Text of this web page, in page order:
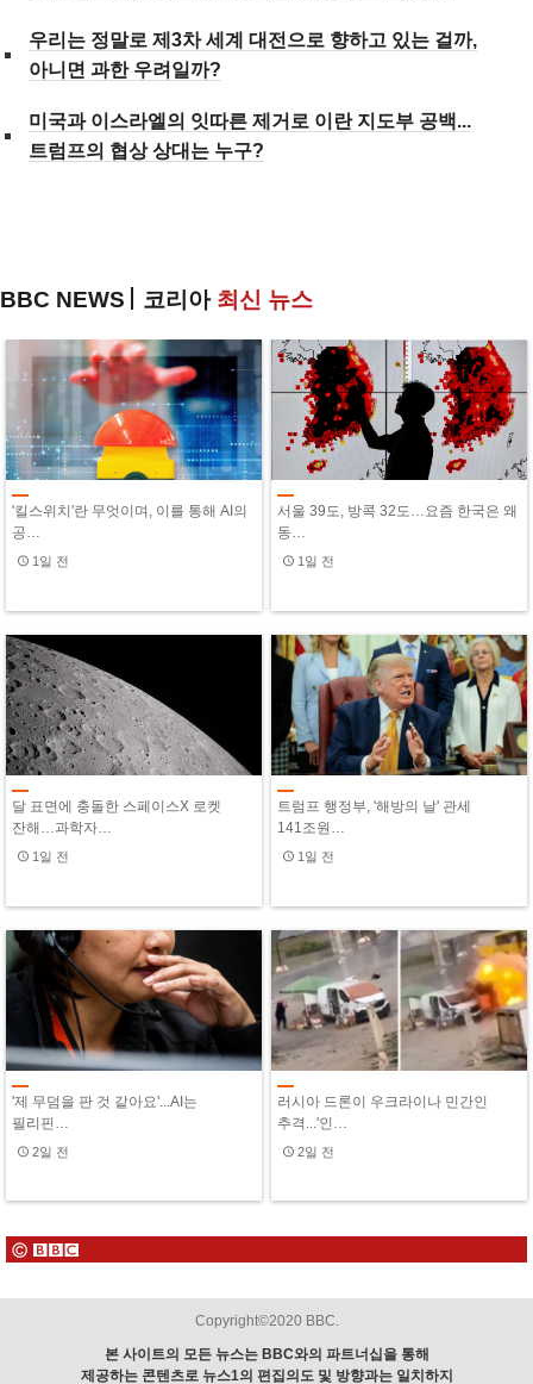
우리는 정말로 제3차 세계 대전으로 향하고 있는 걸까,
아니면 과한 우려일까?
미국과 이스라엘의 잇따른 제거로 이란 지도부 공백...
트럼프의 협상 상대는 누구?
BBC NEWS 코리아 최신 뉴스
'킬스위치'란 무엇이며, 이를 통해 AI의
공…
1일 전
서울 39도, 방콕 32도…요즘 한국은 왜
동…
1일 전
달 표면에 충돌한 스페이스X 로켓
잔해…과학자…
1일 전
트럼프 행정부, '해방의 날' 관세
141조원…
1일 전
'제 무덤을 판 것 같아요'...AI는
필리핀…
2일 전
러시아 드론이 우크라이나 민간인
추격...'인…
2일 전
Copyright©2020 BBC.
본 사이트의 모든 뉴스는 BBC와의 파트너십을 통해
제공하는 콘텐츠로 뉴스1의 편집의도 및 방향과는 일치하지